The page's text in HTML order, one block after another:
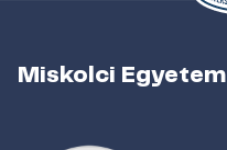
Miskolci Egyetem